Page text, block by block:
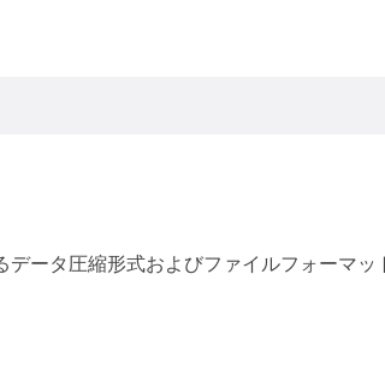
ータ圧縮形式およびファイルフォーマッ